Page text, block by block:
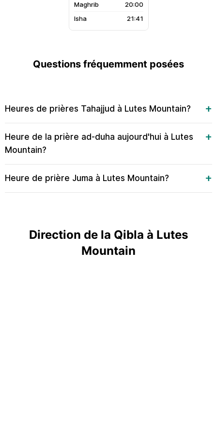
20:00
21:41
Questions fréquemment posées
Heures de prières Tahajjud à Lutes Mountain?
Heure de la prière ad-duha aujourd'hui à Lutes
Mountain?
Heure de prière Juma à Lutes Mountain?
Direction de la Qibla à Lutes
Mountain